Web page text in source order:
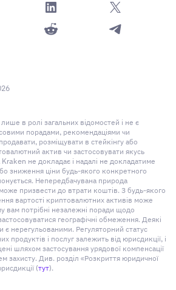
в ролі загальних відомостей і не є
порадами, рекомендаціями чи
розміщувати в стейкінгу або
актив чи застосовувати якусь
Kraken не докладає і надалі не докладатиме
зниження ціни будь-якого конкретного
Непередбачувана природа
призвести до втрати коштів. З будь-якого
вартості криптовалютних активів може
вам потрібні незалежні поради щодо
географічні обмеження. Деякі
є нерегульованими. Регуляторний статус
продуктів і послуг залежить від юрисдикції, і
шляхом застосування урядової компенсації
захисту. Див. розділ «Розкриття юридичної
(тут).